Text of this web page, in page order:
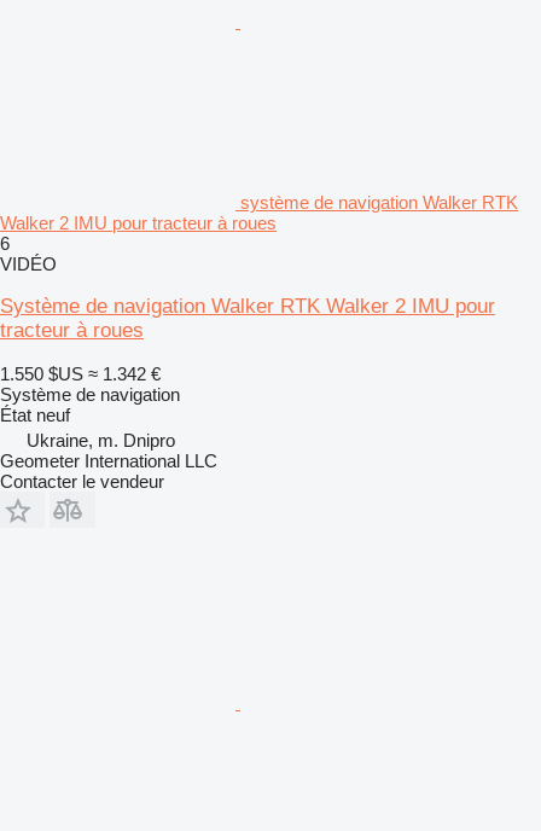
système de navigation Walker RTK
Walker 2 IMU pour tracteur à roues
6
VIDÉO
Système de navigation Walker RTK Walker 2 IMU pour
tracteur à roues
1.550 $US ≈ 1.342 €
Système de navigation
État neuf
Ukraine, m. Dnipro
Geometer International LLC
Contacter le vendeur